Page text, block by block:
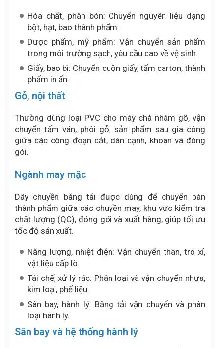
Hóa chất, phân bón: Chuyển nguyên liệu dạng
bột, hạt, bao thành phẩm.
Dược phẩm, mỹ phẩm: Vận chuyển sản phẩm
trong môi trường sạch, yêu cầu cao về vệ sinh.
Giấy, bao bì: Chuyển cuộn giấy, tấm carton, thành
phẩm in ấn.
Gỗ, nội thất
Thường dùng loại PVC cho máy chà nhám gỗ, vận
chuyển tấm ván, phôi gỗ, sản phẩm sau gia công
giữa các công đoạn cắt, dán cạnh, khoan và đóng
gói.
Ngành may mặc
Dây chuyền băng tải được dùng để chuyển bán
thành phẩm giữa các chuyền may, khu vực kiểm tra
chất lượng (QC), đóng gói và xuất hàng, giúp tối ưu
tốc độ sản xuất.
Năng lượng, nhiệt điện: Vận chuyển than, tro xỉ,
vật liệu cấp lò.
Tái chế, xử lý rác: Phân loại và vận chuyển nhựa,
kim loại, phế liệu.
Sân bay, hành lý: Băng tải vận chuyển và phân
loại hành lý.
Sân bay và hệ thống hành lý